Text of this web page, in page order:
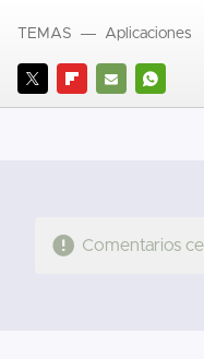
TWITTERFLIPBOARD
E-
TEMAS Aplicaciones
Comentarios